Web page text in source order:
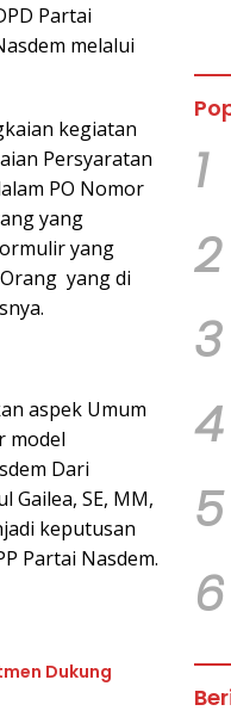
Partai
melalui
kegiatan
Persyaratan
PO Nomor
yang
yang
yang di
aspek Umum
model
Dari
SE, MM,
keputusan
Partai Nasdem.
Dukung
1
2
3
4
5
6